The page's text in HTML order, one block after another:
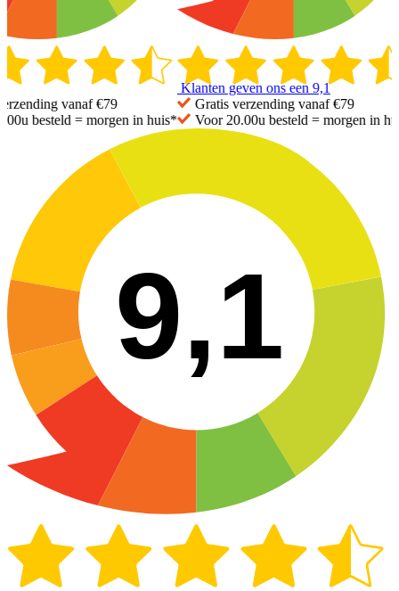
Klanten geven ons een 9,1
vanaf €79
besteld =morgen in huis*
Gratisverzending vanaf €79
Voor 20.00u besteld =morgen in
9,1